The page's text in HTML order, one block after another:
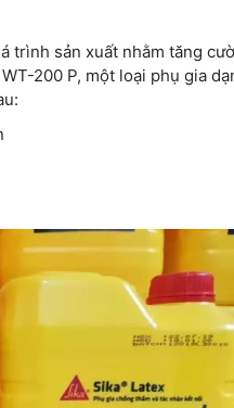
trình sản xuất nhằm tăng
200 P, một loại phụ gia